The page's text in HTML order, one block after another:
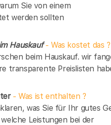
Sie von einem
werden sollten
Hauskauf- Was kostet das ?
beim Hauskauf. wir
transparente Preislisten
- Was ist enthalten ?
was Sie für Ihr gutes
Leistungen bei der